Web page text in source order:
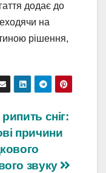
додає до
на
рішення,
сніг:
причини
звуку